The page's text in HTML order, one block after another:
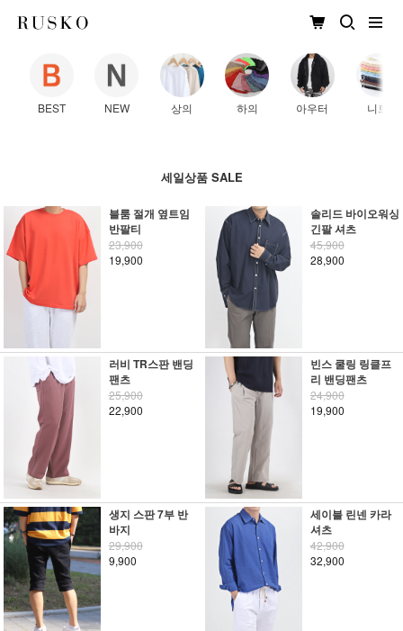
BEST NEW 상의 하의 아우터 니트
세일상품 SALE
블룸 절개 옆트임
반팔티
23,900
19,900
솔리드 바이오워싱
긴팔 셔츠
45,900
28,900
러비 TR스판 밴딩
팬츠
25,900
22,900
빈스 쿨링 링클프
리 밴딩팬츠
24,900
19,900
생지 스판 7부 반
바지
29,900
9,900
세이블 린넨 카라
셔츠
42,900
32,900